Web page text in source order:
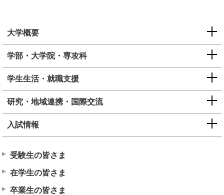
大学概要
学部・大学院・専攻科
学生生活・就職支援
研究・地域連携・国際交流
入試情報
受験生の皆さま
在学生の皆さま
卒業生の皆さま